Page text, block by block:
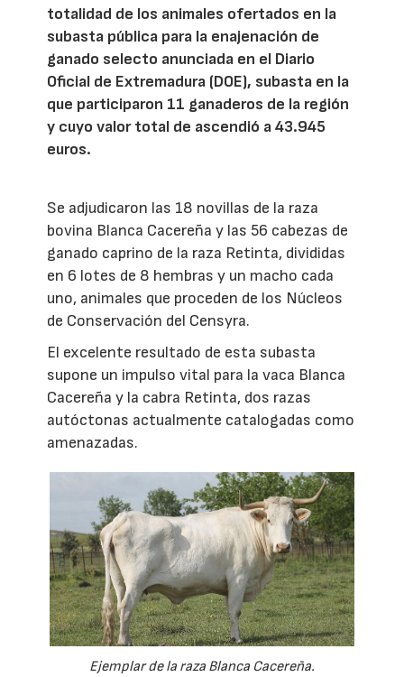
totalidad de los animales ofertados en la
subasta pública para la enajenación de
ganado selecto anunciada en el Diario
Oficial de Extremadura (DOE), subasta en la
que participaron 11 ganaderos de la región
y cuyo valor total de ascendió a 43.945
euros.
Se adjudicaron las 18 novillas de la raza
bovina Blanca Cacereña y las 56 cabezas de
ganado caprino de la raza Retinta, divididas
en 6 lotes de 8 hembras y un macho cada
uno, animales que proceden de los Núcleos
de Conservación del Censyra.
El excelente resultado de esta subasta
supone un impulso vital para la vaca Blanca
Cacereña y la cabra Retinta, dos razas
autóctonas actualmente catalogadas como
amenazadas.
Ejemplar de la raza Blanca Cacereña.